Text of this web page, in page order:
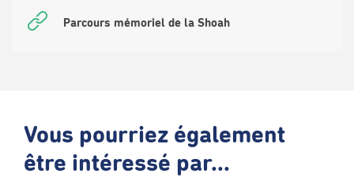
Parcours mémoriel de la Shoah
Vous pourriez également
être intéressé par...